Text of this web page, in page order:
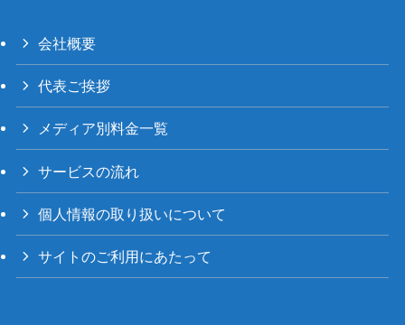
会社概要
代表ご挨拶
メディア別料金一覧
サービスの流れ
個人情報の取り扱いについて
サイトのご利用にあたって